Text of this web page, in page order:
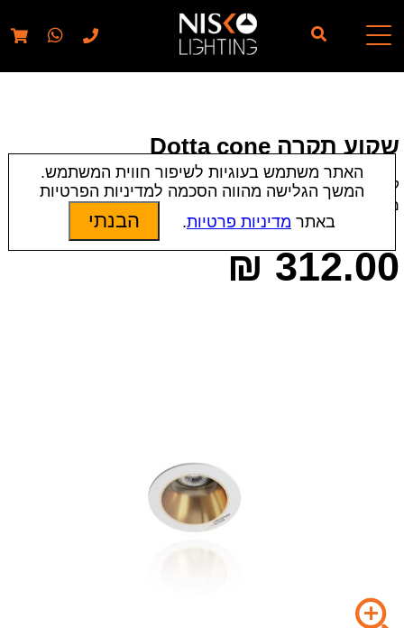
// elementor template for pages - should also ignore woo
pages!!
שקוע תקרה Dotta cone
קטגוריות:שקועי קיר/חומה| שקועי תקרה|תאורת פנים
מק״ט:
7432 | 7429
312.00
₪
האתר משתמש בעוגיות לשיפור חווית המשתמש.
המשך הגלישה מהווה הסכמה למדיניות הפרטיות
באתר מדיניות פרטיות. הבנתי